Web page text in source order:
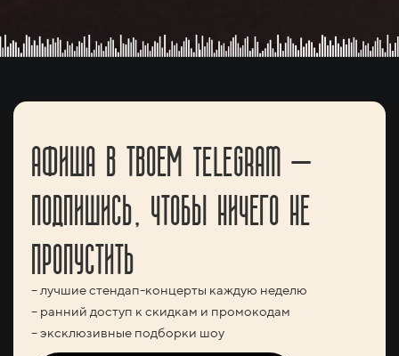
АФИША В ТВОЕМ TELEGRAM —
ПОДПИШИСЬ, ЧТОБЫ НИЧЕГО НЕ
ПРОПУСТИТЬ
– лучшие стендап-концерты каждую неделю
– ранний доступ к скидкам и промокодам
– эксклюзивные подборки шоу